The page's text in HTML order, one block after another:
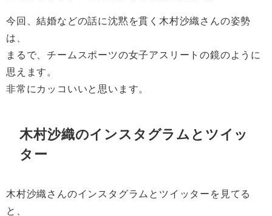
今回、結婚などの話に沈黙を貫く木村沙織さんの姿勢
は、
まるで、チームスポーツの女子アスリートの鏡のように
思えます。
非常にカッコいいと思います。
木村沙織のインスタグラムとツイッ
ター
木村沙織さんのインスタグラムとツイッターを見てる
と、